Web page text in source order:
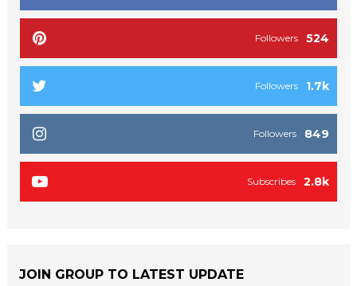
524
Followers
1.7k
Followers
849
Followers
2.8k
Subscribes
JOIN GROUP TO LATEST UPDATE